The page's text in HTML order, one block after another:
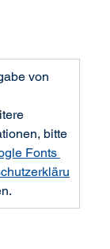
von
bitte
Fonts